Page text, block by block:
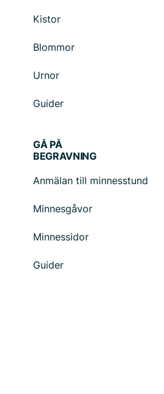
Kistor
Blommor
Urnor
Guider
GÅ PÅ
BEGRAVNING
Anmälan till minnesstund
Minnesgåvor
Minnessidor
Guider